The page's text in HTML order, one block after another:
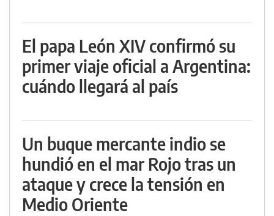
El papa León XIV confirmó su
primer viaje oficial a Argentina:
cuándo llegará al país
Un buque mercante indio se
hundió en el mar Rojo tras un
ataque y crece la tensión en
Medio Oriente